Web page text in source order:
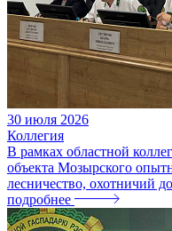
30 июля 2026
Коллегия
В рамках областной
объекта Мозырского
лесничество, охотничий
подробнее